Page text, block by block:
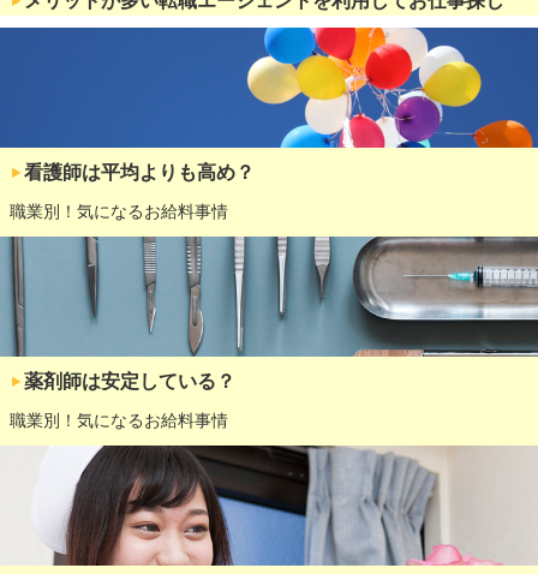
看護師は平均よりも高め？
職業別！気になるお給料事情
薬剤師は安定している？
職業別！気になるお給料事情